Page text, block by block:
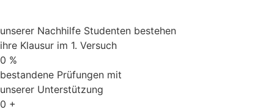
unserer Nachhilfe Studenten bestehen
ihre Klausur im 1. Versuch
0 %
bestandene Prüfungen mit
unserer Unterstützung
0 +